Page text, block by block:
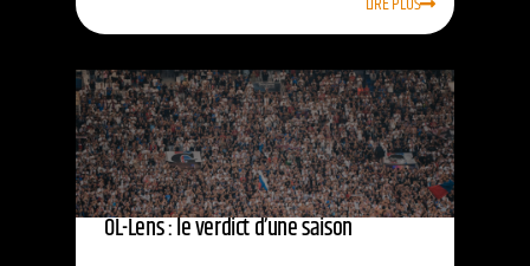
OL-Lens : le verdict d’une saison